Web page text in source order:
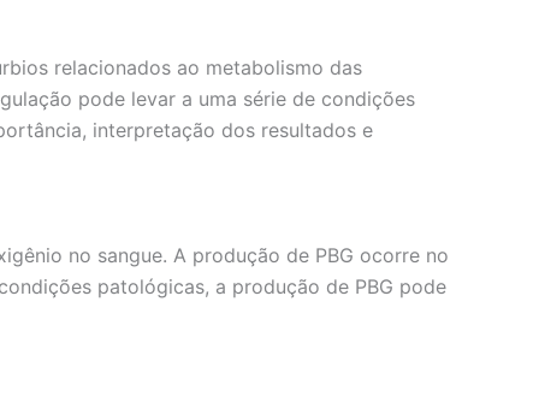
relacionados ao metabolismo das
pode levar a uma série de condições
interpretação dos resultados e
no sangue. A produção de PBG ocorre no
patológicas, a produção de PBG pode